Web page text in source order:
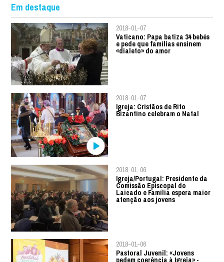
Em destaque
2018-01-07
Vaticano: Papa batiza 34 bebés
e pede que famílias ensinem
«dialeto» do amor
2018-01-07
Igreja: Cristãos de Rito
Bizantino celebram o Natal
2018-01-06
Igreja/Portugal: Presidente da
Comissão Episcopal do
Laicado e Família espera maior
atenção aos jovens
2018-01-06
Pastoral Juvenil: «Jovens
pedem coerência à Igreja» -